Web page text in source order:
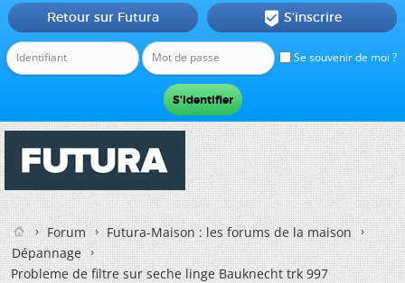
Se souvenir de moi ?
Retour sur Futura  S'inscrire
Forum
Futura-Maison : les forums de la maison
Dépannage
Probleme de filtre sur seche linge Bauknecht trk 997